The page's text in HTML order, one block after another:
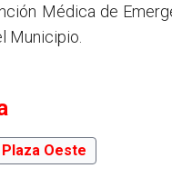
Médica de
Municipio.
Plaza Oeste